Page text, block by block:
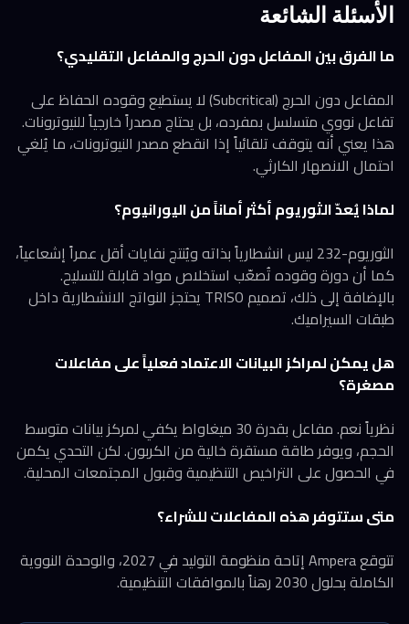
الأسئلة الشائعة
ما الفرق بين المفاعل دون الحرج والمفاعل التقليدي؟
المفاعل دون الحرج (Subcritical) لا يستطيع وقوده الحفاظ على
تفاعل نووي متسلسل بمفرده، بل يحتاج مصدراً خارجياً للنيوترونات.
هذا يعني أنه يتوقف تلقائياً إذا انقطع مصدر النيوترونات، ما يُلغي
احتمال الانصهار الكارثي.
لماذا يُعدّ الثوريوم أكثر أماناً من اليورانيوم؟
الثوريوم-232 ليس انشطارياً بذاته ويُنتج نفايات أقل عمراً إشعاعياً،
كما أن دورة وقوده تُصعّب استخلاص مواد قابلة للتسليح.
بالإضافة إلى ذلك، تصميم TRISO يحتجز النواتج الانشطارية داخل
طبقات السيراميك.
هل يمكن لمراكز البيانات الاعتماد فعلياً على مفاعلات
مصغرة؟
نظرياً نعم. مفاعل بقدرة 30 ميغاواط يكفي لمركز بيانات متوسط
الحجم، ويوفر طاقة مستقرة خالية من الكربون. لكن التحدي يكمن
في الحصول على التراخيص التنظيمية وقبول المجتمعات المحلية.
متى ستتوفر هذه المفاعلات للشراء؟
تتوقع Ampera إتاحة منظومة التوليد في 2027، والوحدة النووية
الكاملة بحلول 2030 رهناً بالموافقات التنظيمية.